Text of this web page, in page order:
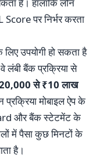
है। हालांकि लोन
पर निर्भर करता
उपयोगी हो सकता है
लंबी बैंक प्रक्रिया से
से ₹10 लाख
मोबाइल ऐप के
और बैंक स्टेटमेंट के
में पैसा कुछ मिनटों के
है।